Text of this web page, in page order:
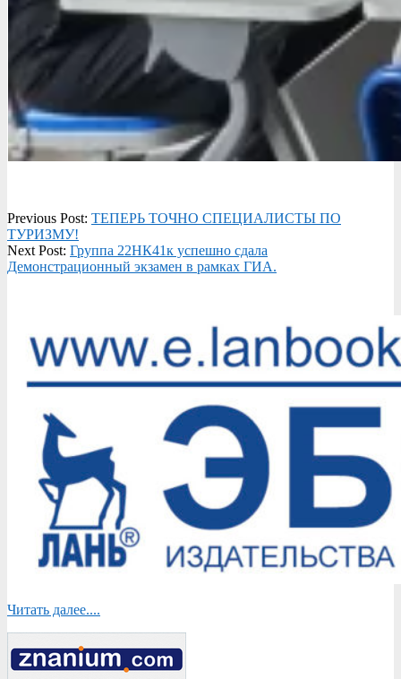
2026-
06-
29
Previous Post: ТЕПЕРЬ ТОЧНО СПЕЦИАЛИСТЫ ПО
ТУРИЗМУ!
Next Post: Группа 22НК41к успешно сдала
Демонстрационный экзамен в рамках ГИА.
Читать далее....